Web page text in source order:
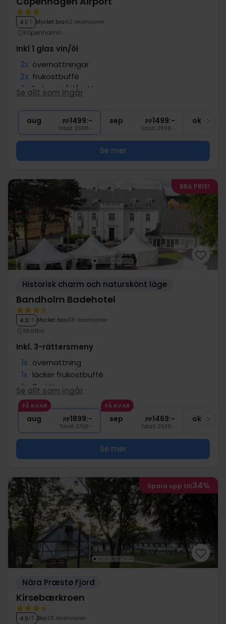
4.1/ 5 Mycket bra 52 recensioner
Köpenhamn
Inkl 1 glas vin/öl
2x övernattningar
2x frukostbuffé
1x 1 glas vin/öl/vatten
kaffe att ta med
∞ Gratis parkering och internet
Se allt som ingår
aug pp1499:-
Totalt 2998:-
sep pp1499:-
Totalt 2998:-
okt
Se mer
BRA PRIS!
Historisk charm och naturskönt läge
Bandholm Badehotel
4.3/ 5 Mycket bra 138 recensioner
Maribo
Inkl. 3-rättersmeny
1x övernattning
1x läcker frukostbuffé
1x 3-rättersmeny
1x Snacks före middagen
1x kaffe att ta med
Se allt som ingår
FÅ KVAR
aug pp1899:-
Totalt 3798:-
FÅ KVAR
sep pp1469:-
Totalt 2938:-
okt
Se mer
Spara upp till34%
Nära Præstø Fjord
Kirsebærkroen
4.0/ 5 Bra 28 recensioner